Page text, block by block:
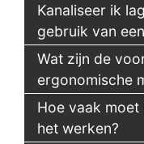
Kanaliseer ik
gebruik van
Wat zijn de
ergonomische
Hoe vaak moet
het werken?